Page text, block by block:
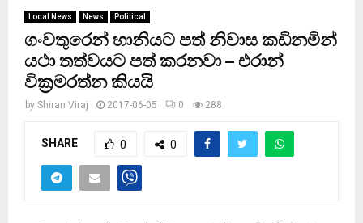
Local News News Political
ගංවතුරෙන් හානියට පත් නිවාස කඩිනමින්
යථා තත්වයට පත් කරනවා – එරාන්
වික‍්‍රමරත්න කියයි
by Shiran Viraj 2017-06-05 0 288
SHARE 0 0